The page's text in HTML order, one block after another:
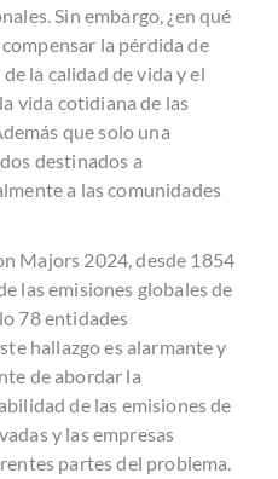
Sin embargo, ¿en qué
la pérdida de
la calidad de vida y el
vida cotidiana de las
que solo una
destinados a
a las comunidades
Majors 2024, desde 1854
las emisiones globales de
78 entidades
hallazgo es alarmante y
de abordar la
de las emisiones de
y las empresas
partes del problema.